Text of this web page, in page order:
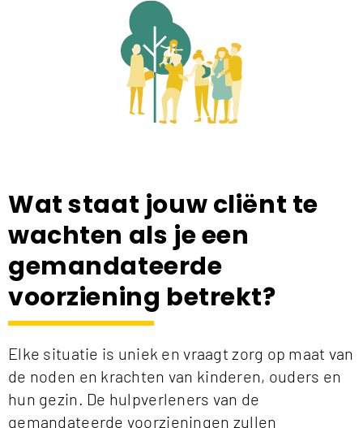
Wat staat jouw cliënt te
wachten als je een
gemandateerde
voorziening betrekt?
Elke situatie is uniek en vraagt zorg op maat van
de noden en krachten van kinderen, ouders en
hun gezin. De hulpverleners van de
gemandateerde voorzieningen zullen